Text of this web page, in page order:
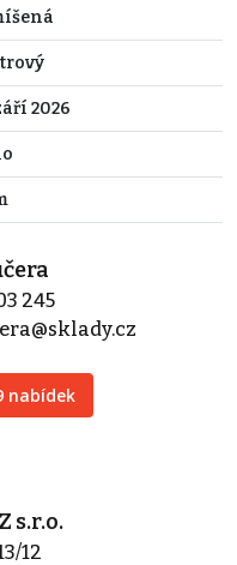
2026
245
nabídek
s.r.o.
12